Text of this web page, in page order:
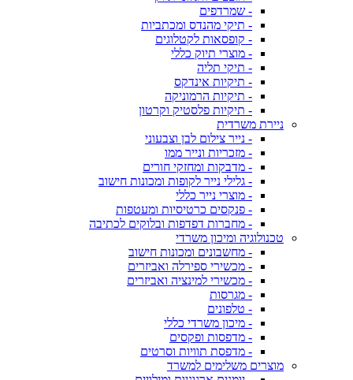
- שמרדפים
- תיקי מהנדס ומכתביות
- קופסאות לקטלוגים
- מוצרי תיוק כללי
- תיקי תליה
- תיקיות אינדקס
- תיקיות הרמוניקה
- תיקיות פלסטיק וקרטון
ניירת משרדית
- נייר צילום לבן וצבעוני
- מזכריות ונייר ממו
- מדבקות ומחזקי חורים
- גלילי נייר לקופות ומכונות חישוב
- מוצרי נייר כללי
- פנקסים כרטיסיות ומעטפות
- מחברות דפדפות ובלוקים לכתיבה
טכנולוגיה ומיכון משרדי
- מחשבונים ומכונות חישוב
- מכשירי ספירלה ואביזרים
- מכשירי למינציה ואביזרים
- מגרסות
- טלפונים
- מיכון משרדי כללי
- מדפסות ופקסים
- מדפסת תוויות וסרטים
מוצרים משלימים למשרד